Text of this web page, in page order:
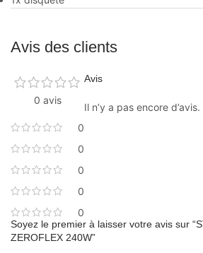
Avis des clients
0 avis
0
0
0
0
0
Avis
Il n’y a pas encore d’avis.
Soyez le premier à laisser votre avis sur
ZEROFLEX 240W”